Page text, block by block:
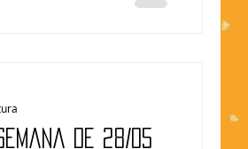
de 28/05